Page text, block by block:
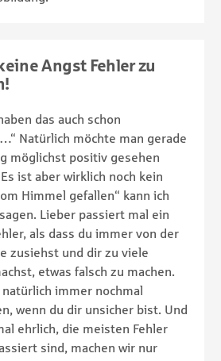
Angst Fehler zu
das auch schon
Natürlich möchte man gerade
möglichst positiv gesehen
ist aber wirklich noch kein
Himmel gefallen“ kann ich
Lieber passiert mal ein
als dass du immer von der
zusiehst und dir zu viele
etwas falsch zu machen.
immer nochmal
wenn du dir unsicher bist. Und
ehrlich, die meisten Fehler
sind, machen wir nur